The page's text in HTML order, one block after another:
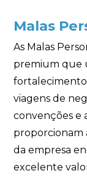
Malas
As Malas
premium que
fortalecimento
viagens de
convenções e
proporcionam
da empresa
excelente